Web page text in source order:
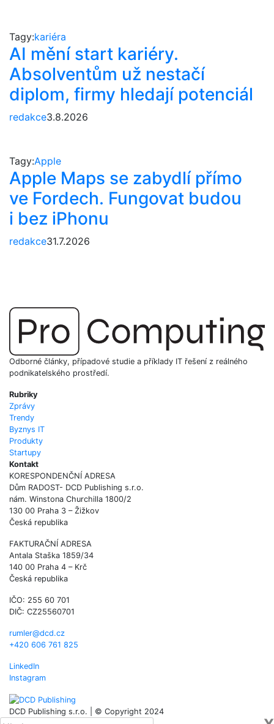
Tagy:kariéra
AI mění start kariéry.
Absolventům už nestačí
diplom, firmy hledají potenciál
redakce3.8.2026
Tagy:Apple
Apple Maps se zabydlí přímo
ve Fordech. Fungovat budou
i bez iPhonu
redakce31.7.2026
Odborné články, případové studie a příklady IT řešení z reálného
podnikatelského prostředí.
Rubriky
Zprávy
Trendy
Byznys IT
Produkty
Startupy
Kontakt
KORESPONDENČNÍ ADRESA
Dům RADOST- DCD Publishing s.r.o.
nám. Winstona Churchilla 1800/2
130 00 Praha 3 – Žižkov
Česká republika
FAKTURAČNÍ ADRESA
Antala Staška 1859/34
140 00 Praha 4 – Krč
Česká republika
IČO: 255 60 701
DIČ: CZ25560701
rumler@dcd.cz
+420 606 761 825
LinkedIn
Instagram
DCD Publishing s.r.o. | © Copyright 2024